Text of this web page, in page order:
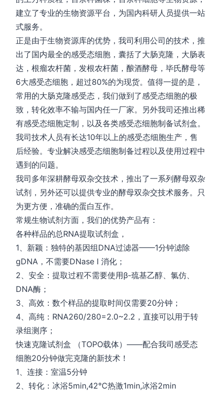
建立了专业的生物资源平台，为国内科研人员提供一站
式服务。
正是由于生物资源库的优势，我司利用公司的技术，推
出了国内最全的感受态细胞，囊括了大肠克隆，大肠表
达，根瘤农杆菌，发根农杆菌，酿酒酵母，毕氏酵母等
6大感受态细胞，超过80%的为现货。值得一提的是，
常用的大肠克隆感受态，我们做到了感受态细胞的极
致，转化效率不输与国内任一厂家。另外我司还推出稀
有感受态细胞定制，以及各类感受态细胞制备试剂盒。
我司技术人员有长达10年以上的感受态细胞生产，售
后经验。专业解决感受态细胞制备过程以及使用过程中
遇到的问题。
我司多年深耕酵母双杂交技术，推出了一系列酵母双杂
试剂，另外还可以提供专业的酵母双杂交技术服务。只
为更方便，准确的蛋白互作。
常规生物试剂方面，我们的优势产品有：
各种样品的总RNA提取试剂盒，
1、新颖：独特的基因组DNA过滤器——1分钟滤除
gDNA，不需要DNase I 消化；
2、安全：提取过程不需要使用β-巯基乙醇、氯仿、
DNA酶；
3、高效：数个样品的提取时间仅需要20分钟；
4、高纯：RNA260/280=2.0~2.2，直接可以用于转
录组测序；
快速克隆试剂盒 （TOPO载体）——配合我司感受态
细胞20分钟做完克隆的新技术！
1、连接：室温5分钟
2、转化：冰浴5min,42℃热激1min,冰浴2min